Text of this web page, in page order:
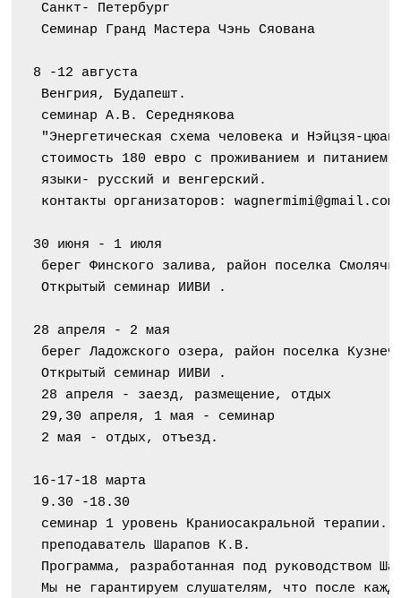
Санкт- Петербург
Семинар Гранд Мастера Чэнь Сяована
8 -12 августа
Венгрия, Будапешт.
семинар А.В. Середнякова
"Энергетическая схема человека и Нэйцзя-
стоимость 180 евро с проживанием и питанием.
языки- русский и венгерский.
контакты организаторов: wagnermimi@gmail.com
30 июня - 1 июля
берег Финского залива, район поселка
Открытый семинар ИИВИ .
28 апреля - 2 мая
берег Ладожского озера, район поселка
Открытый семинар ИИВИ .
28 апреля - заезд, размещение, отдых
29,30 апреля, 1 мая - семинар
2 мая - отдых, отъезд.
16-17-18 марта
9.30 -18.30
семинар 1 уровень Краниосакральной терапии.
преподаватель Шарапов К.В.
Программа, разработанная под руководством
Мы не гарантируем слушателям, что после